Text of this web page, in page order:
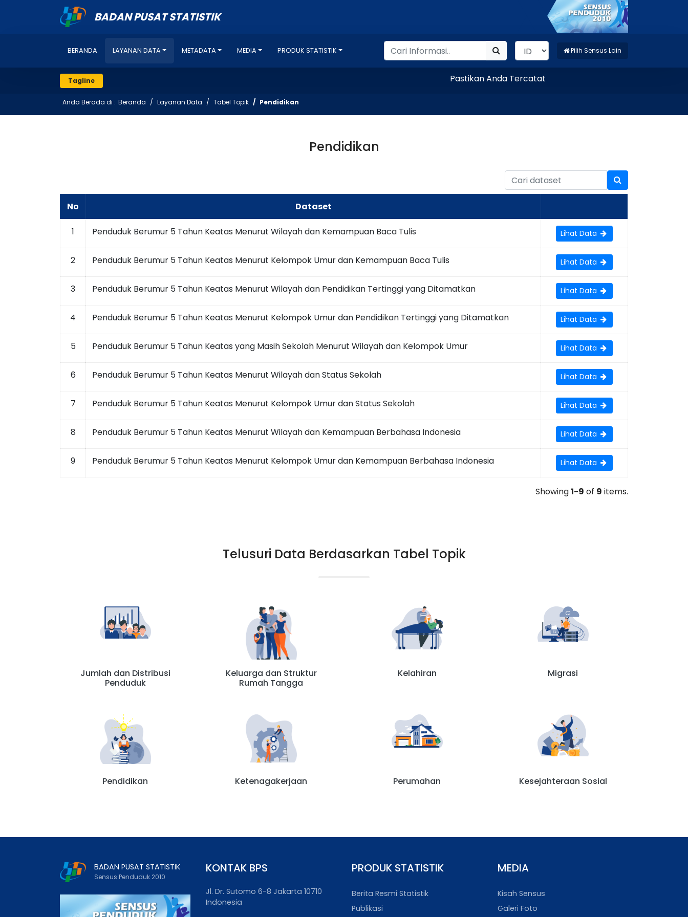
BADAN PUSAT STATISTIK
BERANDA LAYANAN DATA METADATA MEDIA PRODUK STATISTIK Pilih Sensus Lain
Tagline Pastikan Anda Tercatat
Anda Berada di : Beranda Layanan Data Tabel Topik Pendidikan
Pendidikan
No Dataset
1 Penduduk Berumur 5 Tahun Keatas Menurut Wilayah dan Kemampuan Baca Tulis Lihat Data
2 Penduduk Berumur 5 Tahun Keatas Menurut Kelompok Umur dan Kemampuan Baca Tulis Lihat Data
3 Penduduk Berumur 5 Tahun Keatas Menurut Wilayah dan Pendidikan Tertinggi yang Ditamatkan Lihat Data
4 Penduduk Berumur 5 Tahun Keatas Menurut Kelompok Umur dan Pendidikan Tertinggi yang Ditamatkan Lihat Data
5 Penduduk Berumur 5 Tahun Keatas yang Masih Sekolah Menurut Wilayah dan Kelompok Umur Lihat Data
6 Penduduk Berumur 5 Tahun Keatas Menurut Wilayah dan Status Sekolah Lihat Data
7 Penduduk Berumur 5 Tahun Keatas Menurut Kelompok Umur dan Status Sekolah Lihat Data
8 Penduduk Berumur 5 Tahun Keatas Menurut Wilayah dan Kemampuan Berbahasa Indonesia Lihat Data
9 Penduduk Berumur 5 Tahun Keatas Menurut Kelompok Umur dan Kemampuan Berbahasa Indonesia Lihat Data
Showing1-9 of 9 items.
Telusuri Data Berdasarkan Tabel Topik
Jumlah dan Distribusi
Penduduk
Keluarga dan Struktur
Rumah Tangga
Kelahiran Migrasi
Pendidikan Ketenagakerjaan Perumahan Kesejahteraan Sosial
BADAN PUSAT STATISTIK
Sensus Penduduk 2010
KONTAK BPS
Jl. Dr. Sutomo 6-8 Jakarta 10710
Indonesia
PRODUK STATISTIK
Berita Resmi Statistik
Publikasi
MEDIA
Kisah Sensus
Galeri Foto